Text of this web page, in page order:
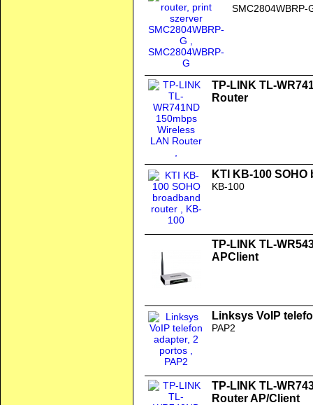
SMC2804WBRP-
TP-LINK TL-
Router
KTI KB-100
KB-100
TP-LINK TL-
APClient
Linksys VoIP
PAP2
TP-LINK TL-
Router AP/Client